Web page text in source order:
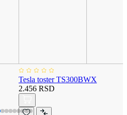
Tesla toster TS300BWX
2.456 RSD